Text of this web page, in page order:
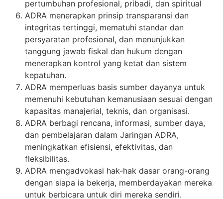
pertumbuhan profesional, pribadi, dan spiritual
ADRA menerapkan prinsip transparansi dan
integritas tertinggi, mematuhi standar dan
persyaratan profesional, dan menunjukkan
tanggung jawab fiskal dan hukum dengan
menerapkan kontrol yang ketat dan sistem
kepatuhan.
ADRA memperluas basis sumber dayanya untuk
memenuhi kebutuhan kemanusiaan sesuai dengan
kapasitas manajerial, teknis, dan organisasi.
ADRA berbagi rencana, informasi, sumber daya,
dan pembelajaran dalam Jaringan ADRA,
meningkatkan efisiensi, efektivitas, dan
fleksibilitas.
ADRA mengadvokasi hak-hak dasar orang-orang
dengan siapa ia bekerja, memberdayakan mereka
untuk berbicara untuk diri mereka sendiri.